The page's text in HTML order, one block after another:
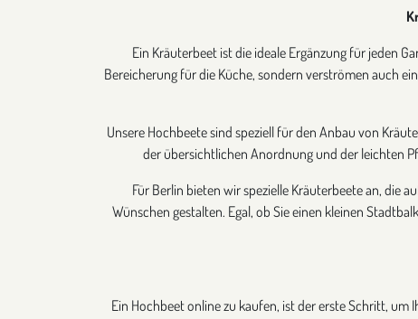
Ein Kräuterbeet ist die ideale Ergänzung für jeden
Bereicherung für die Küche, sondern verströmen auch
Unsere Hochbeete sind speziell für den Anbau von
der übersichtlichen Anordnung und der leichten
Für Berlin bieten wir spezielle Kräuterbeete an, die
Wünschen gestalten. Egal, ob Sie einen kleinen
Ein Hochbeet online zu kaufen, ist der erste Schritt,